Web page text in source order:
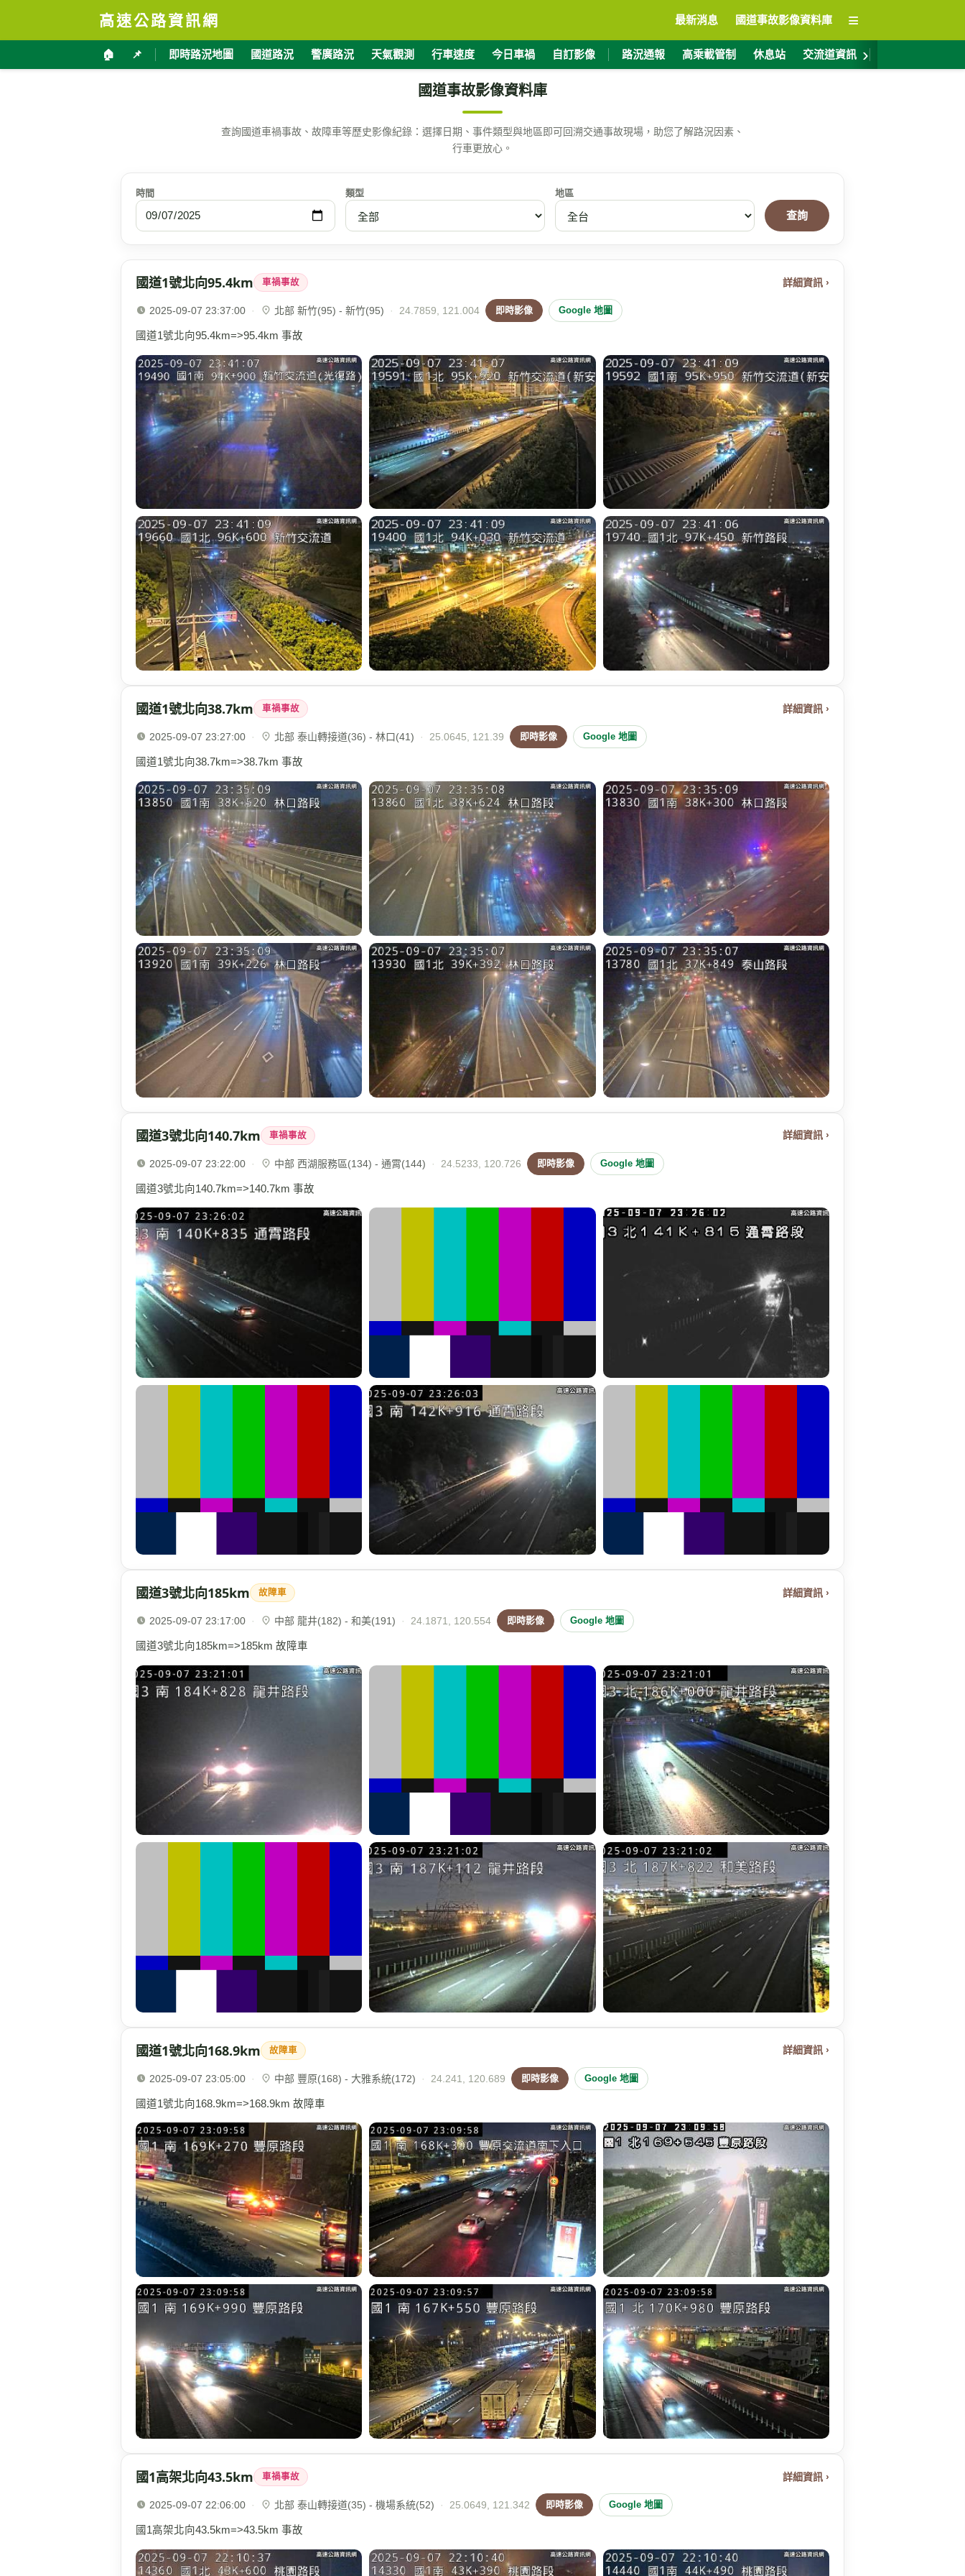
高速公路資訊網 最新消息 國道事故影像資料庫 ≡
🏠 📌 即時路況地圖 國道路況 警廣路況 天氣觀測 行車速度 今日車禍 自訂影像 路況通報 高乘載管制 休息站 交流道資訊 ›
國道事故影像資料庫
查詢國道車禍事故、故障車等歷史影像紀錄：選擇日期、事件類型與地區即可回溯交通事故現場，助您了解路況因素、
行車更放心。
時間 類型 地區
查詢
國道1號北向95.4km 車禍事故 詳細資訊 ›
2025-09-07 23:37:00 · 北部 新竹(95) - 新竹(95) · 24.7859, 121.004 即時影像 Google 地圖
國道1號北向95.4km=>95.4km 事故
國道1號北向38.7km 車禍事故 詳細資訊 ›
2025-09-07 23:27:00 · 北部 泰山轉接道(36) - 林口(41) · 25.0645, 121.39 即時影像 Google 地圖
國道1號北向38.7km=>38.7km 事故
國道3號北向140.7km 車禍事故 詳細資訊 ›
2025-09-07 23:22:00 · 中部 西湖服務區(134) - 通霄(144) · 24.5233, 120.726 即時影像 Google 地圖
國道3號北向140.7km=>140.7km 事故
國道3號北向185km 故障車 詳細資訊 ›
2025-09-07 23:17:00 · 中部 龍井(182) - 和美(191) · 24.1871, 120.554 即時影像 Google 地圖
國道3號北向185km=>185km 故障車
國道1號北向168.9km 故障車 詳細資訊 ›
2025-09-07 23:05:00 · 中部 豐原(168) - 大雅系統(172) · 24.241, 120.689 即時影像 Google 地圖
國道1號北向168.9km=>168.9km 故障車
國1高架北向43.5km 車禍事故 詳細資訊 ›
2025-09-07 22:06:00 · 北部 泰山轉接道(35) - 機場系統(52) · 25.0649, 121.342 即時影像 Google 地圖
國1高架北向43.5km=>43.5km 事故